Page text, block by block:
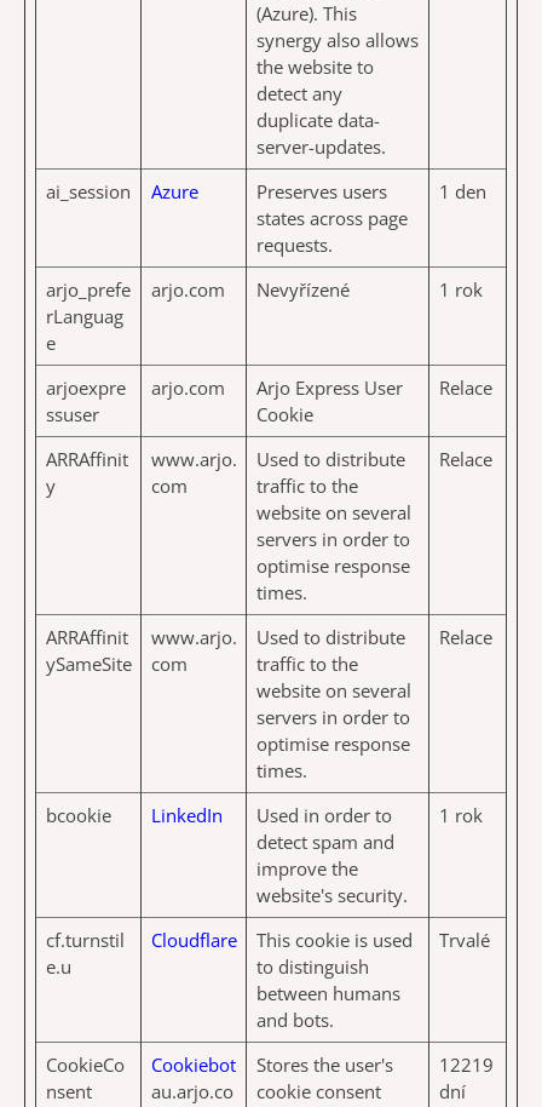
(Azure). This
synergy also allows
the website to
detect any
duplicate data-
server-updates.
ai_session Azure
Preserves users
states across page
requests.
1 den
arjo_prefe
rLanguag
e
arjo.com Nevyřízené 1 rok
arjoexpre
ssuser
arjo.com
Arjo Express User
Cookie
Relace
ARRAffinit
y
www.arjo.
com
Used to distribute
traffic to the
website on several
servers in order to
optimise response
times.
Relace
ARRAffinit
ySameSite
www.arjo.
com
Used to distribute
traffic to the
website on several
servers in order to
optimise response
times.
Relace
bcookie LinkedIn
Used in order to
detect spam and
improve the
website's security.
1 rok
cf.turnstil
e.u
Cloudflare
This cookie is used
to distinguish
between humans
and bots.
Trvalé
CookieCo
nsent
Cookiebot
au.arjo.co
Stores the user's
cookie consent
12219
dní